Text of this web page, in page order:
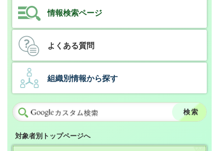
情報検索ページ
よくある質問
組織別情報から探す
対象者別トップページへ